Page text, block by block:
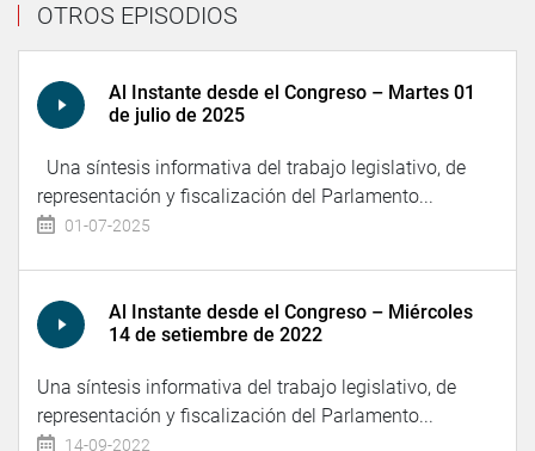
OTROS EPISODIOS
Al Instante desde el Congreso – Martes 01
de julio de 2025
Una síntesis informativa del trabajo legislativo, de
representación y fiscalización del Parlamento...
01-07-2025
Al Instante desde el Congreso – Miércoles
14 de setiembre de 2022
Una síntesis informativa del trabajo legislativo, de
representación y fiscalización del Parlamento...
14-09-2022